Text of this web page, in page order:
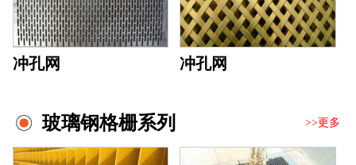
冲孔网 冲孔网
玻璃钢格栅系列 >>更多